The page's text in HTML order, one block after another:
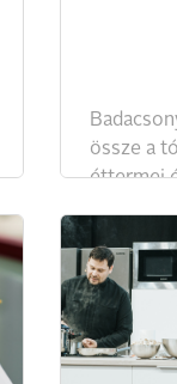
össze a
éttermei